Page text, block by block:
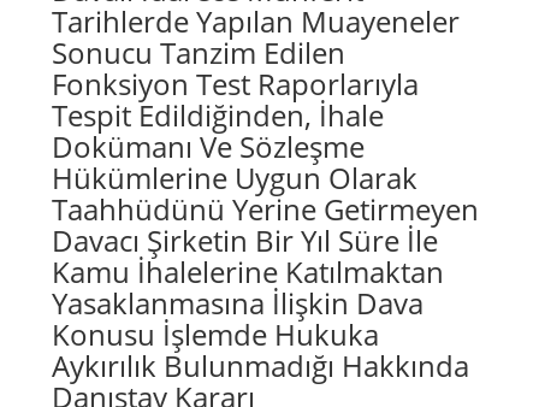
Tarihlerde Yapılan Muayeneler
Sonucu Tanzim Edilen
Fonksiyon Test Raporlarıyla
Tespit Edildiğinden, İhale
Dokümanı Ve Sözleşme
Hükümlerine Uygun Olarak
Taahhüdünü Yerine Getirmeyen
Davacı Şirketin Bir Yıl Süre İle
Kamu İhalelerine Katılmaktan
Yasaklanmasına İlişkin Dava
Konusu İşlemde Hukuka
Aykırılık Bulunmadığı Hakkında
Danıştay Kararı